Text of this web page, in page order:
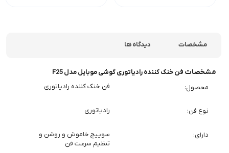
مشخصات دیدگاه ها
مشخصات فن خنک کننده رادیاتوری گوشی موبایل مدل F25
محصول
فن خنک کننده رادیاتوری
نوع فن رادیاتوری
دارای
سوییچ خاموش و روشن و
تنظیم سرعت فن